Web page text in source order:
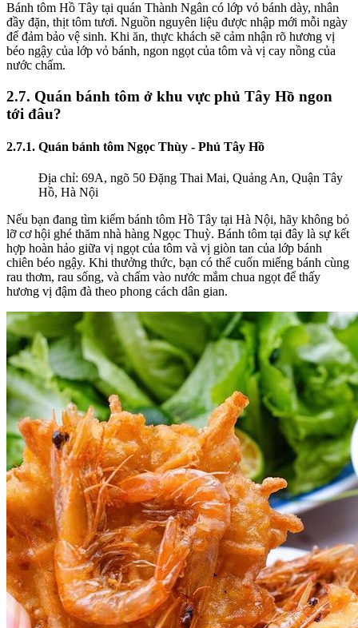
Bánh tôm Hồ Tây tại quán Thành Ngân có lớp vỏ bánh dày, nhân
đầy đặn, thịt tôm tươi. Nguồn nguyên liệu được nhập mới mỗi ngày
để đảm bảo vệ sinh. Khi ăn, thực khách sẽ cảm nhận rõ hương vị
béo ngậy của lớp vỏ bánh, ngon ngọt của tôm và vị cay nồng của
nước chấm.
2.7. Quán bánh tôm ở khu vực phủ Tây Hồ ngon
tới đâu?
2.7.1. Quán bánh tôm Ngọc Thùy - Phủ Tây Hồ
Địa chỉ: 69A, ngõ 50 Đặng Thai Mai, Quảng An, Quận Tây
Hồ, Hà Nội
Nếu bạn đang tìm kiếm bánh tôm Hồ Tây tại Hà Nội, hãy không bỏ
lỡ cơ hội ghé thăm nhà hàng Ngọc Thuỳ. Bánh tôm tại đây là sự kết
hợp hoàn hảo giữa vị ngọt của tôm và vị giòn tan của lớp bánh
chiên béo ngậy. Khi thưởng thức, bạn có thể cuốn miếng bánh cùng
rau thơm, rau sống, và chấm vào nước mắm chua ngọt để thấy
hương vị đậm đà theo phong cách dân gian.